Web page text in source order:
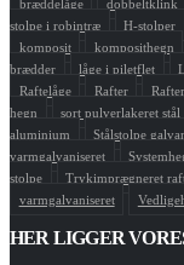
stolpe i robintræ
H-stolper
komposit
komposithegn
brædder
låge i piletflet
Raftelåge
Rafter
hegn
sort pulverlakeret stål
aluminium
Stålstolpe
varmgalvaniseret
stolpe
Trykimprægneret
varmgalvaniseret
HER LIGGER